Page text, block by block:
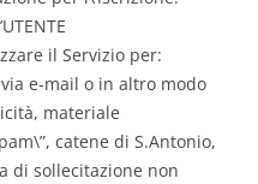
il Servizio per:
e-mail o in altro modo
materiale
catene di S.Antonio,
di sollecitazione non